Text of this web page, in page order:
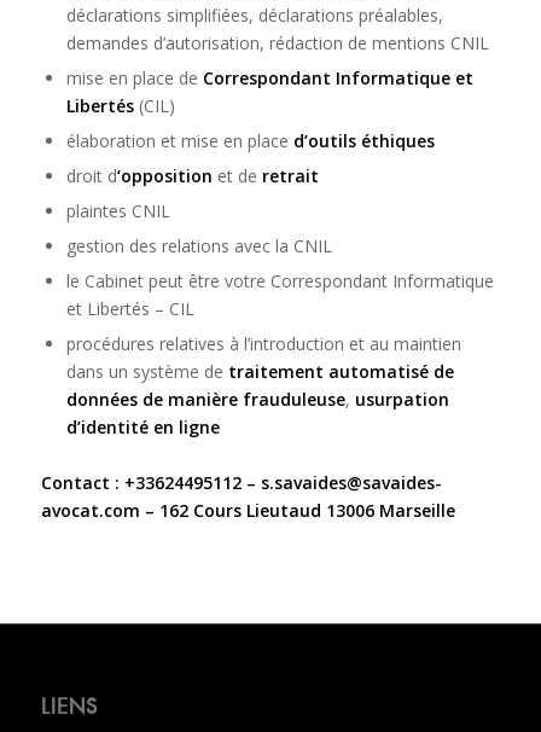
déclarations simplifiées, déclarations préalables,
demandes d’autorisation, rédaction de mentions CNIL
mise en place de Correspondant Informatique et
Libertés(CIL)
élaboration et mise en place d’outils éthiques
droit d‘opposition et de retrait
plaintes CNIL
gestion des relations avec la CNIL
le Cabinet peut être votre Correspondant Informatique
et Libertés – CIL
procédures relatives à l’introduction et au maintien
dans un système de traitement automatisé de
données de manière frauduleuse, usurpation
d’identité en ligne
Contact : +33624495112 – s.savaides@savaides-
avocat.com – 162 Cours Lieutaud 13006 Marseille
LIENS